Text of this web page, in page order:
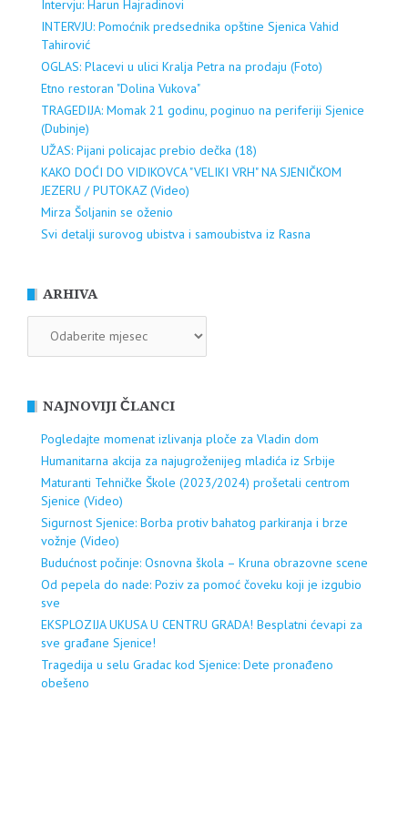
Intervju: Harun Hajradinovi
INTERVJU: Pomoćnik predsednika opštine Sjenica Vahid
Tahirović
OGLAS: Placevi u ulici Kralja Petra na prodaju (Foto)
Etno restoran "Dolina Vukova"
TRAGEDIJA: Momak 21 godinu, poginuo na periferiji Sjenice
(Dubinje)
UŽAS: Pijani policajac prebio dečka (18)
KAKO DOĆI DO VIDIKOVCA "VELIKI VRH" NA SJENIČKOM
JEZERU / PUTOKAZ (Video)
Mirza Šoljanin se oženio
Svi detalji surovog ubistva i samoubistva iz Rasna
ARHIVA
NAJNOVIJI ČLANCI
Pogledajte momenat izlivanja ploče za Vladin dom
Humanitarna akcija za najugroženijeg mladića iz Srbije
Maturanti Tehničke Škole (2023/2024) prošetali centrom
Sjenice (Video)
Sigurnost Sjenice: Borba protiv bahatog parkiranja i brze
vožnje (Video)
Budućnost počinje: Osnovna škola – Kruna obrazovne scene
Od pepela do nade: Poziv za pomoć čoveku koji je izgubio
sve
EKSPLOZIJA UKUSA U CENTRU GRADA! Besplatni ćevapi za
sve građane Sjenice!
Tragedija u selu Gradac kod Sjenice: Dete pronađeno
obešeno